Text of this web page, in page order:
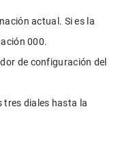
actual. Si es la
000.
de configuración del
tres diales hasta la